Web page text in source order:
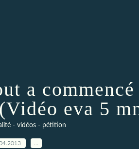
a
eva 5
- vidéos - pétition